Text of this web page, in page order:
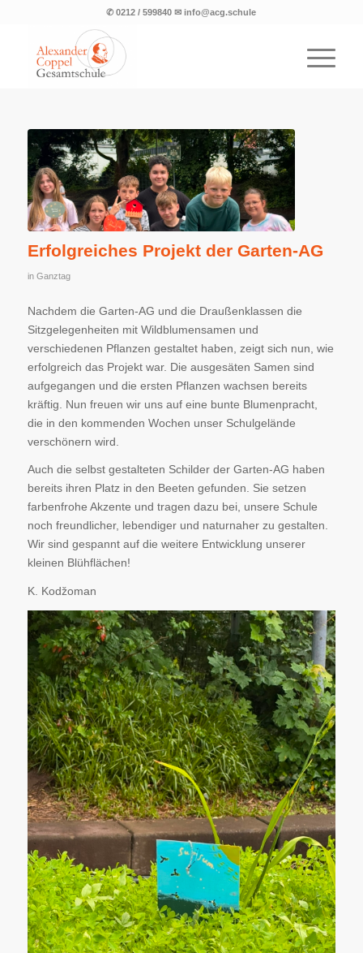
✆ 0212 / 599840 ✉ info@acg.schule
Erfolgreiches Projekt der Garten-AG
in Ganztag
Nachdem die Garten-AG und die Draußenklassen die
Sitzgelegenheiten mit Wildblumensamen und
verschiedenen Pflanzen gestaltet haben, zeigt sich nun, wie
erfolgreich das Projekt war. Die ausgesäten Samen sind
aufgegangen und die ersten Pflanzen wachsen bereits
kräftig. Nun freuen wir uns auf eine bunte Blumenpracht,
die in den kommenden Wochen unser Schulgelände
verschönern wird.
Auch die selbst gestalteten Schilder der Garten-AG haben
bereits ihren Platz in den Beeten gefunden. Sie setzen
farbenfrohe Akzente und tragen dazu bei, unsere Schule
noch freundlicher, lebendiger und naturnaher zu gestalten.
Wir sind gespannt auf die weitere Entwicklung unserer
kleinen Blühflächen!
K. Kodžoman